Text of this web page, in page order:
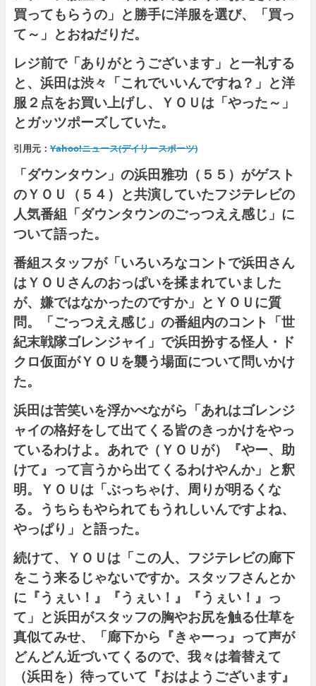
買ってもらうの」と勝手に洋服を選び、「買っ
て～」とおねだりだ。
レジ前で「ありがとうございます」と一礼する
と、浜田は渋々「これでいいんですね？」と洋
服２点をお買い上げし、ＹＯＵは「やった～」
とガッツポーズしていた。
引用元： Yahoo!ニュース(デイリースポーツ)
「ダウンタウン」の浜田雅功 （５５）がゲスト
のＹＯＵ（５４）と共演していたフジテレビの
人気番組「ダウンタウンのごっつええ感じ 」に
ついて語った。
番組スタッフが「いろいろなコントで浜田さん
はＹＯＵさんのおっぱいを揉まれていました
が、嫌ではなかったのですか」とＹＯＵに質
問。「ごっつええ感じ」の番組内のコント「世
紀末戦隊ゴレンジャイ」で浜田扮する怪人・ド
クロ仮面がＹＯＵを襲う場面について問いかけ
た。
浜田は苦笑いを浮かべながら「あれはゴレンジ
ャイの格好をして出てくる皆のきっかけをやっ
ているわけよ。あれで（ＹＯＵが）『やー、助
けて』って言うから出てくるわけやんか」と釈
明。ＹＯＵは「ぶっちゃけ、周りが明るくな
る。うちらもやられてもうれしいんですよね、
やっぱり」と語った。
続けて、ＹＯＵは「この人、フジテレビの廊下
をこう来るじゃないですか。スタッフさんとか
に『うぇい！』『うぇい！』『うぇい！』っ
て」と浜田がスタッフの胸やお尻を触る仕草を
真似てみせ、「廊下から『きゃーっ』って声が
どんどん近づいてくるので、我々は着替えて
（浜田を）待っていて『おはようございます』